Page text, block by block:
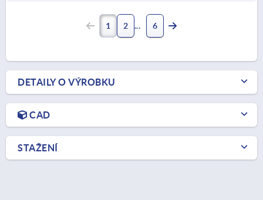
1 2 6
DETAILY O VÝROBKU
CAD
STAŽENÍ